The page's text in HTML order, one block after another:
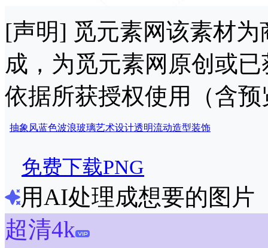
[声明] 觅元素网该素材
成，为觅元素网原创或
依据所获授权使用（含
抽象风蓝色波浪玻璃艺术设计透明流动造型装饰
免费下载PNG
用AI处理成想要的图片
超清4k